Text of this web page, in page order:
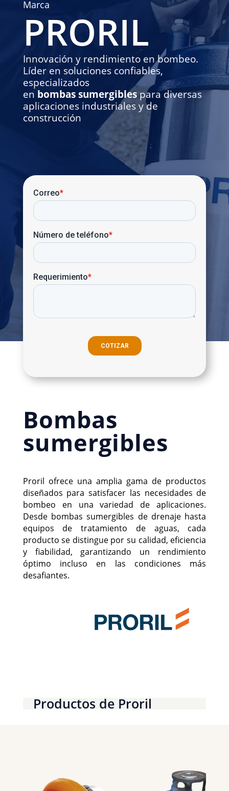
Marca
PRORIL
Innovación y rendimiento en bombeo.
Líder en soluciones confiables,
especializados
en bombas sumergiblespara diversas
aplicaciones industriales y de
construcción
Bombas
sumergibles
Proril ofrece una amplia gama de productos
diseñados para satisfacer las necesidades de
bombeo en una variedad de aplicaciones.
Desde bombas sumergibles de drenaje hasta
equipos de tratamiento de aguas, cada
producto se distingue por su calidad, eficiencia
y fiabilidad, garantizando un rendimiento
óptimo incluso en las condiciones más
desafiantes.
Productos de Proril